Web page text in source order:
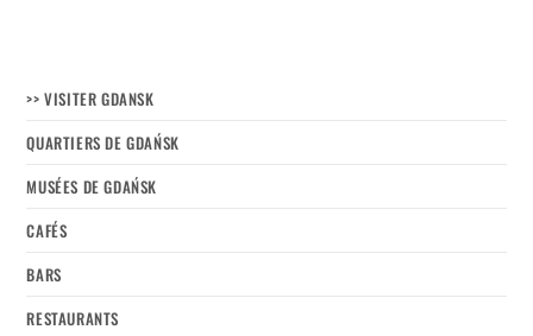
>> VISITER GDANSK
QUARTIERS DE GDAŃSK
MUSÉES DE GDAŃSK
CAFÉS
BARS
RESTAURANTS